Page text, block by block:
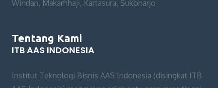
Windan, Makamhaji, Kartasura, Sukoharjo
Tentang Kami
ITB AAS INDONESIA
Institut Teknologi Bisnis AAS Indonesia (disingkat ITB